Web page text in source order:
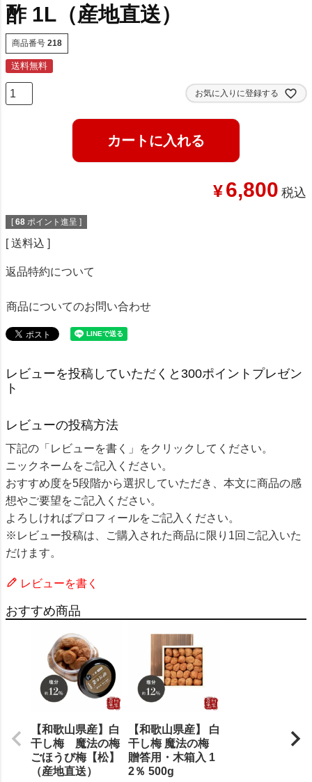
酢 1L（産地直送）
商品番号 218
送料無料
お気に入りに登録する
カートに入れる
¥6,800 税込
[ 68 ポイント進呈 ]
送料込
返品特約について
商品についてのお問い合わせ
レビューを投稿していただくと300ポイントプレゼン
ト
レビューの投稿方法
下記の「レビューを書く」をクリックしてください。
ニックネームをご記入ください。
おすすめ度を5段階から選択していただき、本文に商品の感
想やご要望をご記入ください。
よろしければプロフィールをご記入ください。
※レビュー投稿は、ご購入された商品に限り1回ご記入いた
だけます。
レビューを書く
おすすめ商品
【和歌山県産】白
干し梅 魔法の梅
ごほうび梅【松】
（産地直送）
【和歌山県産】 白
干し梅 魔法の梅
贈答用・木箱入 1
2％ 500g